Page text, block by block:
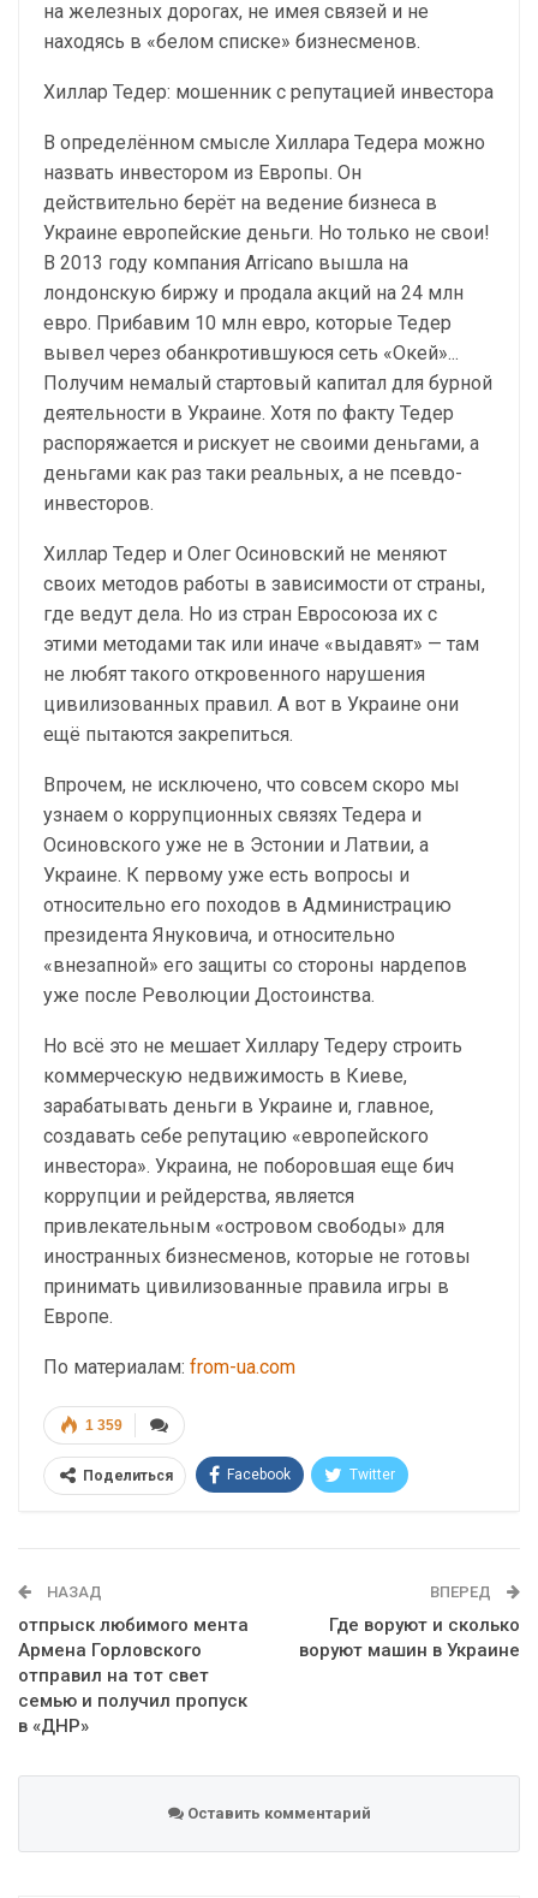
на железных дорогах, не имея связей и не
находясь в «белом списке» бизнесменов.
Хиллар Тедер: мошенник с репутацией инвестора
В определённом смысле Хиллара Тедера можно
назвать инвестором из Европы. Он
действительно берёт на ведение бизнеса в
Украине европейские деньги. Но только не свои!
В 2013 году компания Arricano вышла на
лондонскую биржу и продала акций на 24 млн
евро. Прибавим 10 млн евро, которые Тедер
вывел через обанкротившуюся сеть «Окей»...
Получим немалый стартовый капитал для бурной
деятельности в Украине. Хотя по факту Тедер
распоряжается и рискует не своими деньгами, а
деньгами как раз таки реальных, а не псевдо-
инвесторов.
Хиллар Тедер и Олег Осиновский не меняют
своих методов работы в зависимости от страны,
где ведут дела. Но из стран Евросоюза их с
этими методами так или иначе «выдавят» — там
не любят такого откровенного нарушения
цивилизованных правил. А вот в Украине они
ещё пытаются закрепиться.
Впрочем, не исключено, что совсем скоро мы
узнаем о коррупционных связях Тедера и
Осиновского уже не в Эстонии и Латвии, а
Украине. К первому уже есть вопросы и
относительно его походов в Администрацию
президента Януковича, и относительно
«внезапной» его защиты со стороны нардепов
уже после Революции Достоинства.
Но всё это не мешает Хиллару Тедеру строить
коммерческую недвижимость в Киеве,
зарабатывать деньги в Украине и, главное,
создавать себе репутацию «европейского
инвестора». Украина, не поборовшая еще бич
коррупции и рейдерства, является
привлекательным «островом свободы» для
иностранных бизнесменов, которые не готовы
принимать цивилизованные правила игры в
Европе.
По материалам: from-ua.com
1 359
Поделиться Facebook Twitter
НАЗАД
отпрыск любимого мента
Армена Горловского
отправил на тот свет
семью и получил пропуск
в «ДНР»
ВПЕРЕД
Где воруют и сколько
воруют машин в Украине
Оставить комментарий